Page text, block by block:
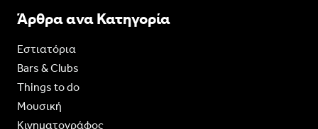
Άρθρα ανα Κατηγορία
Εστιατόρια
Bars & Clubs
Things to do
Moυσική
Κινηματογράφος